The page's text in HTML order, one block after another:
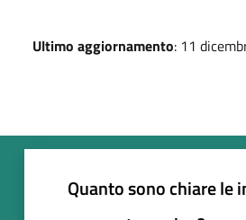
Ultimo aggiornamento: 11
Quanto sono chiare le